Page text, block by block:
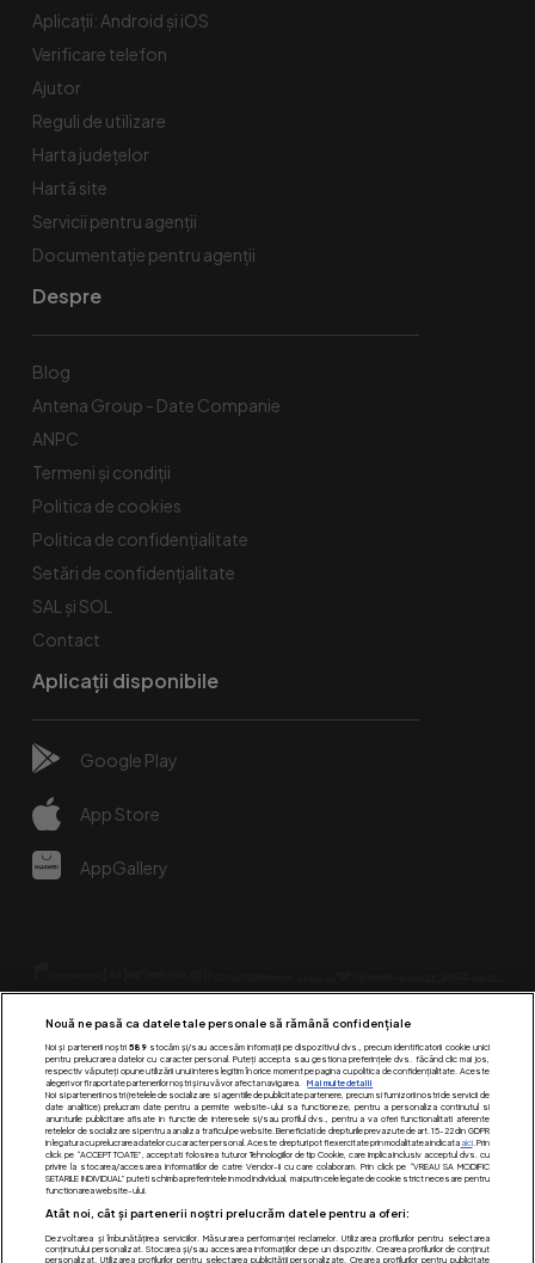
Aplicații: Android și iOS
Verificare telefon
Ajutor
Reguli de utilizare
Harta județelor
Hartă site
Servicii pentru agenții
Documentație pentru agenții
Despre
Blog
Antena Group - Date Companie
ANPC
Termeni și condiții
Politica de cookies
Politica de confidențialitate
Setări de confidențialitate
SAL și SOL
Contact
Aplicații disponibile
Google Play
App Store
AppGallery
Urmărește-ne pe:
Nouă ne pasă ca datele tale personale să rămână confidențiale
Noi și partenerii noștri 589stocăm și/sau accesăm informații pe dispozitivul dvs., precum identificatorii cookie unici
pentru prelucrarea datelor cu caracter personal. Puteți accepta sau gestiona preferințele dvs. făcând clic mai jos,
respectiv vă puteți opune utilizării unui interes legitim în orice moment pe pagina cu politica de confidențialitate. Aceste
alegeri vor fi raportate partenerilor noștri și nu vă vor afecta navigarea.
Mai multe detalii
Noi si partenerii nostri (retelele de socializare si agentiile de publicitate partenere, precum si furnizorii nostri de servicii de
date analitice) prelucram date pentru a permite website-ului sa functioneze, pentru a personaliza continutul si
anunturile publicitare afisate in functie de interesele si/sau profilul dvs., pentru a va oferi functionalitati aferente
retelelor de socializare si pentru a analiza traficul pe website. Beneficiati de drepturile prevazute de art. 15-22 din GDPR
in legatura cu prelucrarea datelor cu caracter personal. Aceste drepturi pot fi exercitate prin modalitatea indicataaici. Prin
click pe “ACCEPT TOATE”, acceptati folosirea tuturor Tehnologiilor de tip Cookie, care implica inclusiv acceptul dvs. cu
privire la stocarea/accesarea informatiilor de catre Vendor-ii cu care colaboram. Prin click pe “VREAU SA MODIFIC
SETARILE INDIVIDUAL” puteti schimba preferintele in mod individual, mai putin cele legate de cookie strict necesare pentru
functionarea website-ului.
Atât noi, cât și partenerii noștri prelucrăm datele pentru a oferi:
Dezvoltarea și îmbunătățirea serviciilor. Măsurarea performanței reclamelor. Utilizarea profilurilor pentru selectarea
conținutului personalizat. Stocarea și/sau accesarea informațiilor de pe un dispozitiv. Crearea profilurilor de conținut
personalizat. Utilizarea profilurilor pentru selectarea publicității personalizate. Crearea profilurilor pentru publicitate